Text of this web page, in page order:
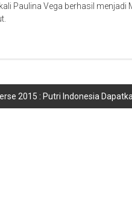
Paulina Vega berhasil
2015 : Putri Indonesia